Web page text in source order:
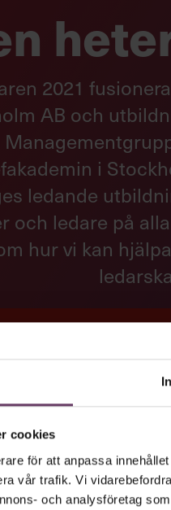
cookies
för att anpassa
vår trafik. Vi
och analysföretag
2021
AB och
i
ledande
och ledare på
hur vi kan